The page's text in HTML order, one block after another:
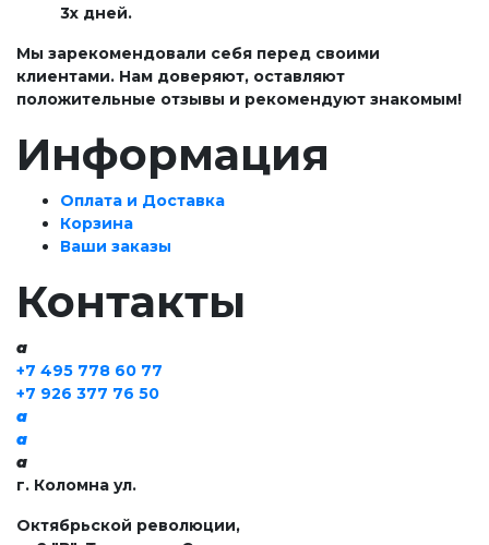
3х дней.
Мы зарекомендовали себя перед своими
клиентами. Нам доверяют, оставляют
положительные отзывы и рекомендуют знакомым!
Информация
Оплата и Доставка
Корзина
Ваши заказы
Контакты
a
+7 495 778 60 77
+7 926 377 76 50
a
a
a
г. Коломна ул.
Октябрьской революции,